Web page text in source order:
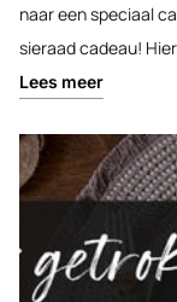
naar een speciaal
sieraad cadeau!
Lees meer